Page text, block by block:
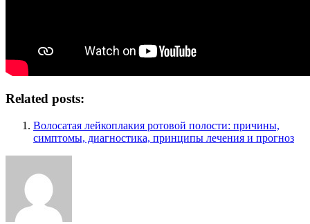
Related posts:
Волосатая лейкоплакия ротовой полости: причины,
симптомы, диагностика, принципы лечения и прогноз